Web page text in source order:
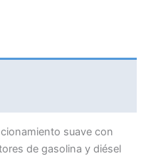
suave con
de gasolina y diésel